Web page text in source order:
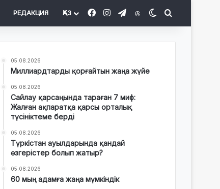
РЕДАКЦИЯ ҚАЗ FacebookInstagram
TelegramThreadsSwitch skin
05.08.2026
Миллиардтарды қорғайтын жаңа жүйе
05.08.2026
Сайлау қарсаңында тараған 7 миф:
Жалған ақпаратқа қарсы орталық
түсініктеме берді
05.08.2026
Түркістан ауылдарында қандай
өзгерістер болып жатыр?
05.08.2026
60 мың адамға жаңа мүмкіндік